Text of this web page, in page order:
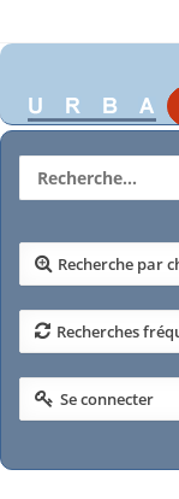
Recherche par
Recherches
Se connecter